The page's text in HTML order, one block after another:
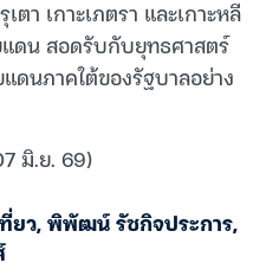
ตา เกาะเภตรา และเกาะหลี
แดน สอดรับกับยุทธศาสตร์
นภาคใต้ของรัฐบาลอย่าง
มิ.ย. 69)
ยว,พิพัฒน์ รัชกิจประการ,